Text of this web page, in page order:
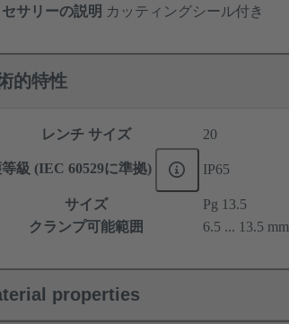
サリーの説明 カッティングシール付き
的特性
レンチ サイズ 20
級 (IEC 60529に準拠) IP65
サイズ
Pg 13.5
クランプ可能範囲
6.5 ... 13.5 mm
properties